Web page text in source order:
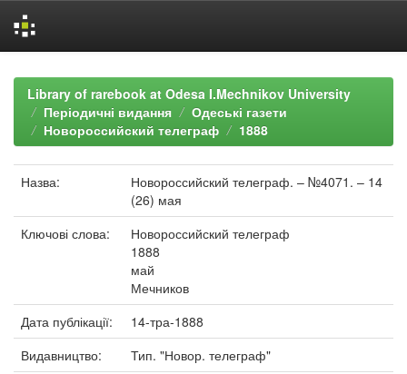
navigationLibrary of rarebook at Odesa I.Mechnikov University
Періодичні видання
Одеські газети
Новороссийский телеграф
1888
Назва:
Новороссийский телеграф. – №4071. – 14
(26) мая
Ключові слова:
Новороссийский телеграф
1888
май
Мечников
Дата публікації:
14-тра-1888
Видавництво:
Тип. "Новор. телеграф"